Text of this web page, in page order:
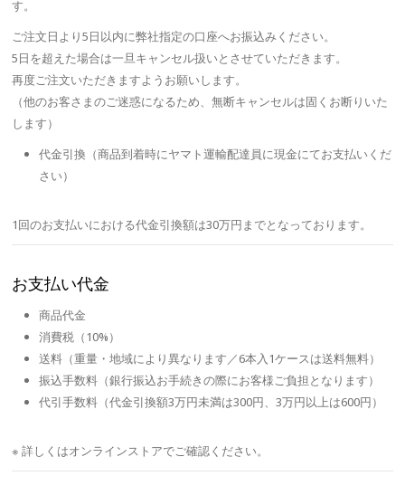
す。
ご注文日より5日以内に弊社指定の口座へお振込みください。
5日を超えた場合は一旦キャンセル扱いとさせていただきます。
再度ご注文いただきますようお願いします。
（他のお客さまのご迷惑になるため、無断キャンセルは固くお断りいた
します）
代金引換（商品到着時にヤマト運輸配達員に現金にてお支払いくだ
さい）
1回のお支払いにおける代金引換額は30万円までとなっております。
お支払い代金
商品代金
消費税（10%）
送料（重量・地域により異なります／6本入1ケースは送料無料）
振込手数料（銀行振込お手続きの際にお客様ご負担となります）
代引手数料（代金引換額3万円未満は300円、3万円以上は600円）
※ 詳しくはオンラインストアでご確認ください。